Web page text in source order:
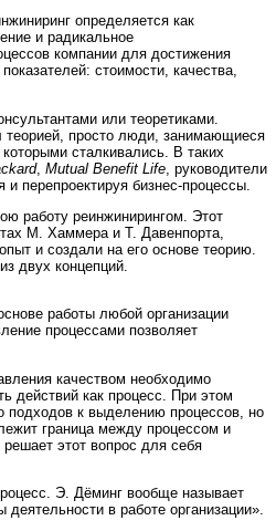
определяется как
и радикальное
компании для достижения
стоимости, качества,
или теоретиками.
теорией, просто люди, занимающиеся
сталкивались. В таких
, Mutual Benefit Life , руководители
и перепроектируя бизнес-процессы.
работу реинжинирингом. Этот
М. Хаммера и Т. Давенпорта,
и создали на его основе теорию.
двух концепций.
работы любой организации
процессами позволяет
качеством необходимо
действий как процесс. При этом
подходов к выделению процессов, но
граница между процессом и
этот вопрос для себя
Э. Дёминг вообще называет
в работе организации».